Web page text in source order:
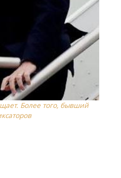
Более того, бывший